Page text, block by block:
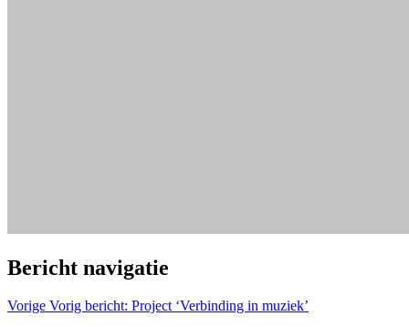
Bericht navigatie
Vorige Vorig bericht: Project ‘Verbinding in muziek’